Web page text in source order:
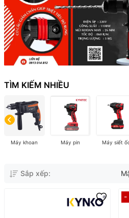
TÌM KIẾM NHIỀU
Máy khoan Máy pin Máy siết
Sắp xếp:
-